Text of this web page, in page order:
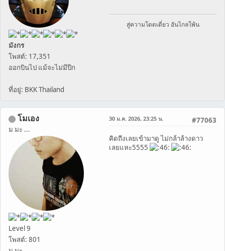
มังกร
โพสต์: 17,351
ออกบินไป แม้จะไม่มีปีก
ที่อยู่: BKK Thailand
สู่ความโดดเดี่ยว อันไกลโพ้น
โมเอง
ม มะ ...
Level 9
โพสต์: 801
#77063
30 ม.ค. 2026, 23:25 น.
คิดถึงเลยเข้ามาดู ไม่กล้าล้างดาว
เลยแหะ5555